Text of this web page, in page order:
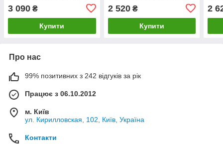
Паджеро)
3 090 ₴
Купити
седан (Форд Мондео)
2 520₴
Купити
2
Про нас
99% позитивних з 242 відгуків за рік
Працює з 06.10.2012
м. Київ
ул. Кирилловская, 102, Київ, Україна
Контакти